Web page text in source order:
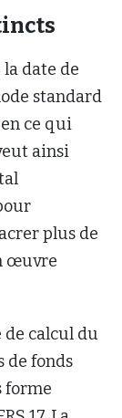
date de
standard
ce qui
ainsi
plus de
œuvre
de calcul du
de fonds
forme